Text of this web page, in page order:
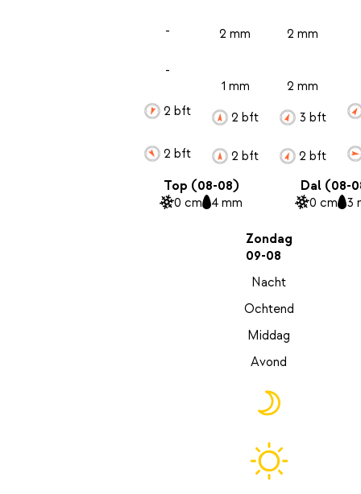
-
-
2 bft
2 bft
2 mm
1 mm
2 bft
2 bft
2 mm
2 mm
3 bft
2 bft
Top (08-08)
0 cm 4 mm
Dal (08-
0 cm 3
Zondag
09-08
Nacht
Ochtend
Middag
Avond